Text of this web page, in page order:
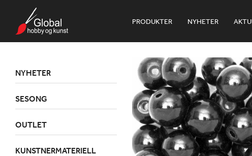
PRODUKTER NYHETER
NYHETER
SESONG
OUTLET
KUNSTNERMATERIELL